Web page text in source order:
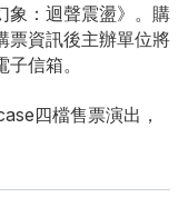
象：迴聲震盪》。購
票資訊後主辦單位將
信箱。
四檔售票演出，